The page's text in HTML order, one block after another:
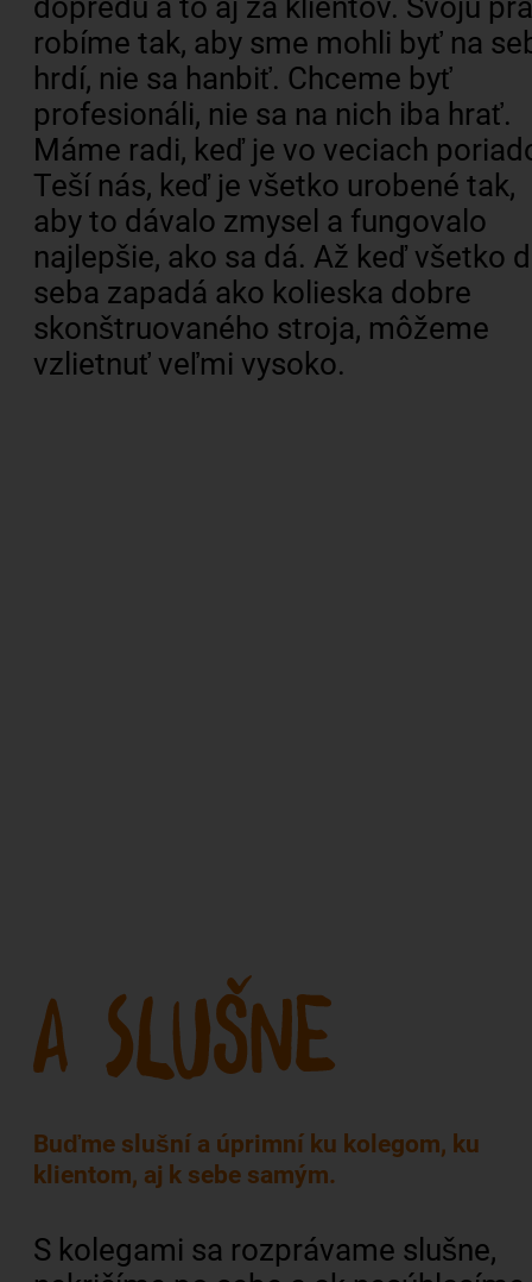
robíme tak, aby sme mohli byť na
hrdí, nie sa hanbiť. Chceme byť
profesionáli, nie sa na nich iba hrať.
Máme radi, keď je vo veciach
Teší nás, keď je všetko urobené tak,
aby to dávalo zmysel a fungovalo
najlepšie, ako sa dá. Až keď všetko
seba zapadá ako kolieska dobre
skonštruovaného stroja, môžeme
vzlietnuť veľmi vysoko.
Buďme slušní a úprimní ku kolegom, ku
klientom, aj k sebe samým.
S kolegami sa rozprávame slušne,